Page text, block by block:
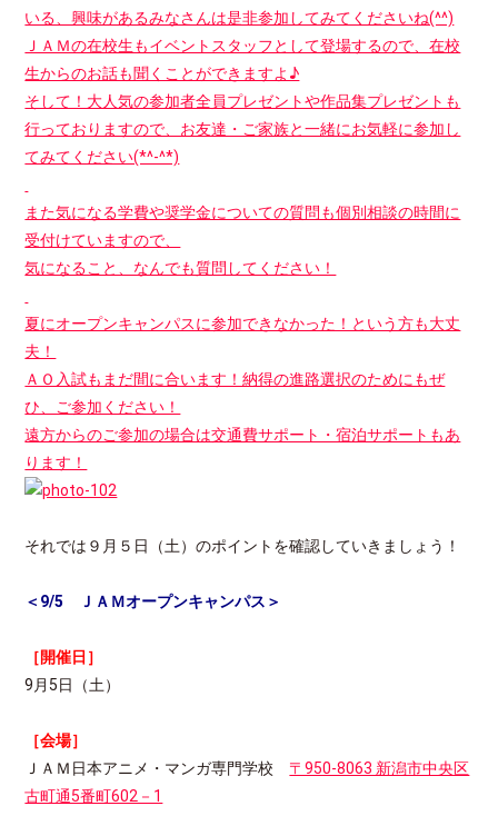
いる、興味があるみなさんは是非参加してみてくださいね(^^)
ＪＡＭの在校生もイベントスタッフとして登場するので、在校
生からのお話も聞くことができますよ♪
そして！大人気の参加者全員プレゼントや作品集プレゼントも
行っておりますので、お友達・ご家族と一緒にお気軽に参加し
てみてください(*^-^*)
また気になる学費や奨学金についての質問も個別相談の時間に
受付けていますので、
気になること、なんでも質問してください！
夏にオープンキャンパスに参加できなかった！という方も大丈
夫！
ＡＯ入試もまだ間に合います！納得の進路選択のためにもぜ
ひ、ご参加ください！
遠方からのご参加の場合は交通費サポート・宿泊サポートもあ
ります！
それでは９月５日（土）のポイントを確認していきましょう！
＜9/5 ＪＡＭオープンキャンパス＞
［開催日］
9月5日（土）
［会場］
ＪＡＭ日本アニメ・マンガ専門学校 〒950-8063 新潟市中央区
古町通5番町602－1